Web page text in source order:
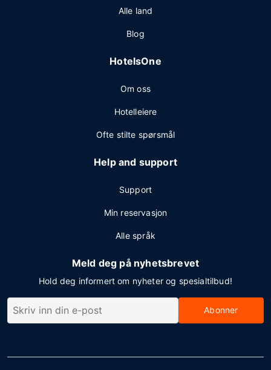
Alle land
Blog
HotelsOne
Om oss
Hotelleiere
Ofte stilte spørsmål
Help and support
Support
Min reservasjon
Alle språk
Meld deg på nyhetsbrevet
Hold deg informert om nyheter og spesialtilbud!
Abonner